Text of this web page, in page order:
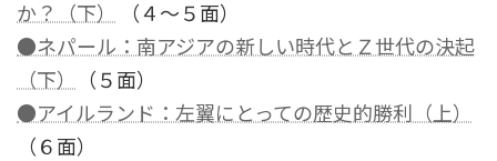
か？（下）
（４～５面）
●ネパール：南アジアの新しい時代とＺ世代の決起
（下）
（５面）
●アイルランド：左翼にとっての歴史的勝利（上）
（６面）